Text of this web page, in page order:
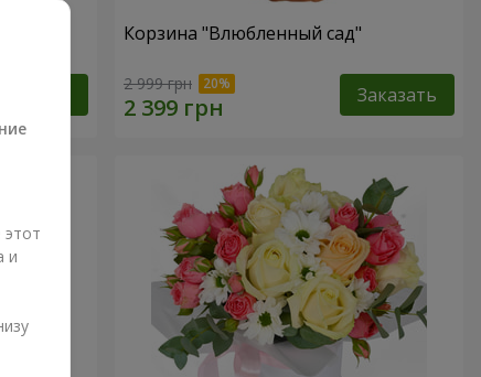
Корзина "Влюбленный сад"
2 999 грн Заказать
и